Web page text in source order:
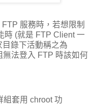
服務時，若想限制
時 (就是 FTP Client 一
錄下活動稱之為
法登入 FTP 時該如何
組套用 chroot 功